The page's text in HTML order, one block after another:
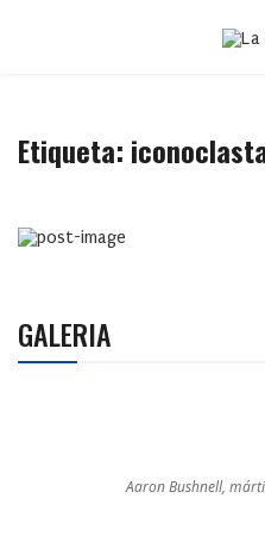
Etiqueta:
GALERIA
Aaron Bushnell,